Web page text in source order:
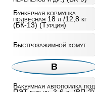
Бункерная кормушка
подвесная 18 л /12,8 кг
(БК-13) (Турция)
Быстрозажимной хомут
В
Вакуумная автопоилка под